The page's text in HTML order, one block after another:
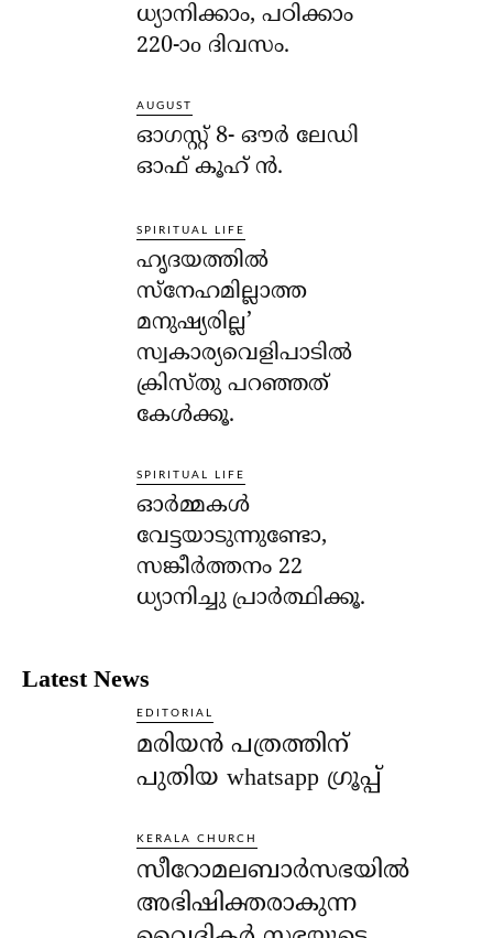
ധ്യാനിക്കാം, പഠിക്കാം
220-ാo ദിവസം.
AUGUST
ഓഗസ്റ്റ് 8- ഔര്‍ ലേഡി
ഓഫ് കൂഹ് ന്‍.
SPIRITUAL LIFE
ഹൃദയത്തില്‍
സ്‌നേഹമില്ലാത്ത
മനുഷ്യരില്ല’
സ്വകാര്യവെളിപാടില്‍
ക്രിസ്തു പറഞ്ഞത്
കേള്‍ക്കൂ.
SPIRITUAL LIFE
ഓര്‍മ്മകള്‍
വേട്ടയാടുന്നുണ്ടോ,
സങ്കീര്‍ത്തനം 22
ധ്യാനിച്ചു പ്രാര്‍ത്ഥിക്കൂ.
Latest News
EDITORIAL
മരിയൻ പത്രത്തിന്
പുതിയ whatsapp ഗ്രൂപ്പ്
KERALA CHURCH
സീറോമലബാർസഭയിൽ
അഭിഷിക്തരാകുന്ന